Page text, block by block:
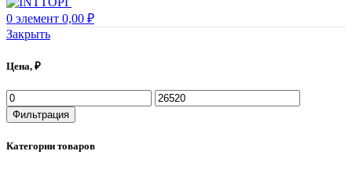
0 элемент 0,00 ₽
Закрыть
Цена, ₽
Фильтрация
Категории товаров